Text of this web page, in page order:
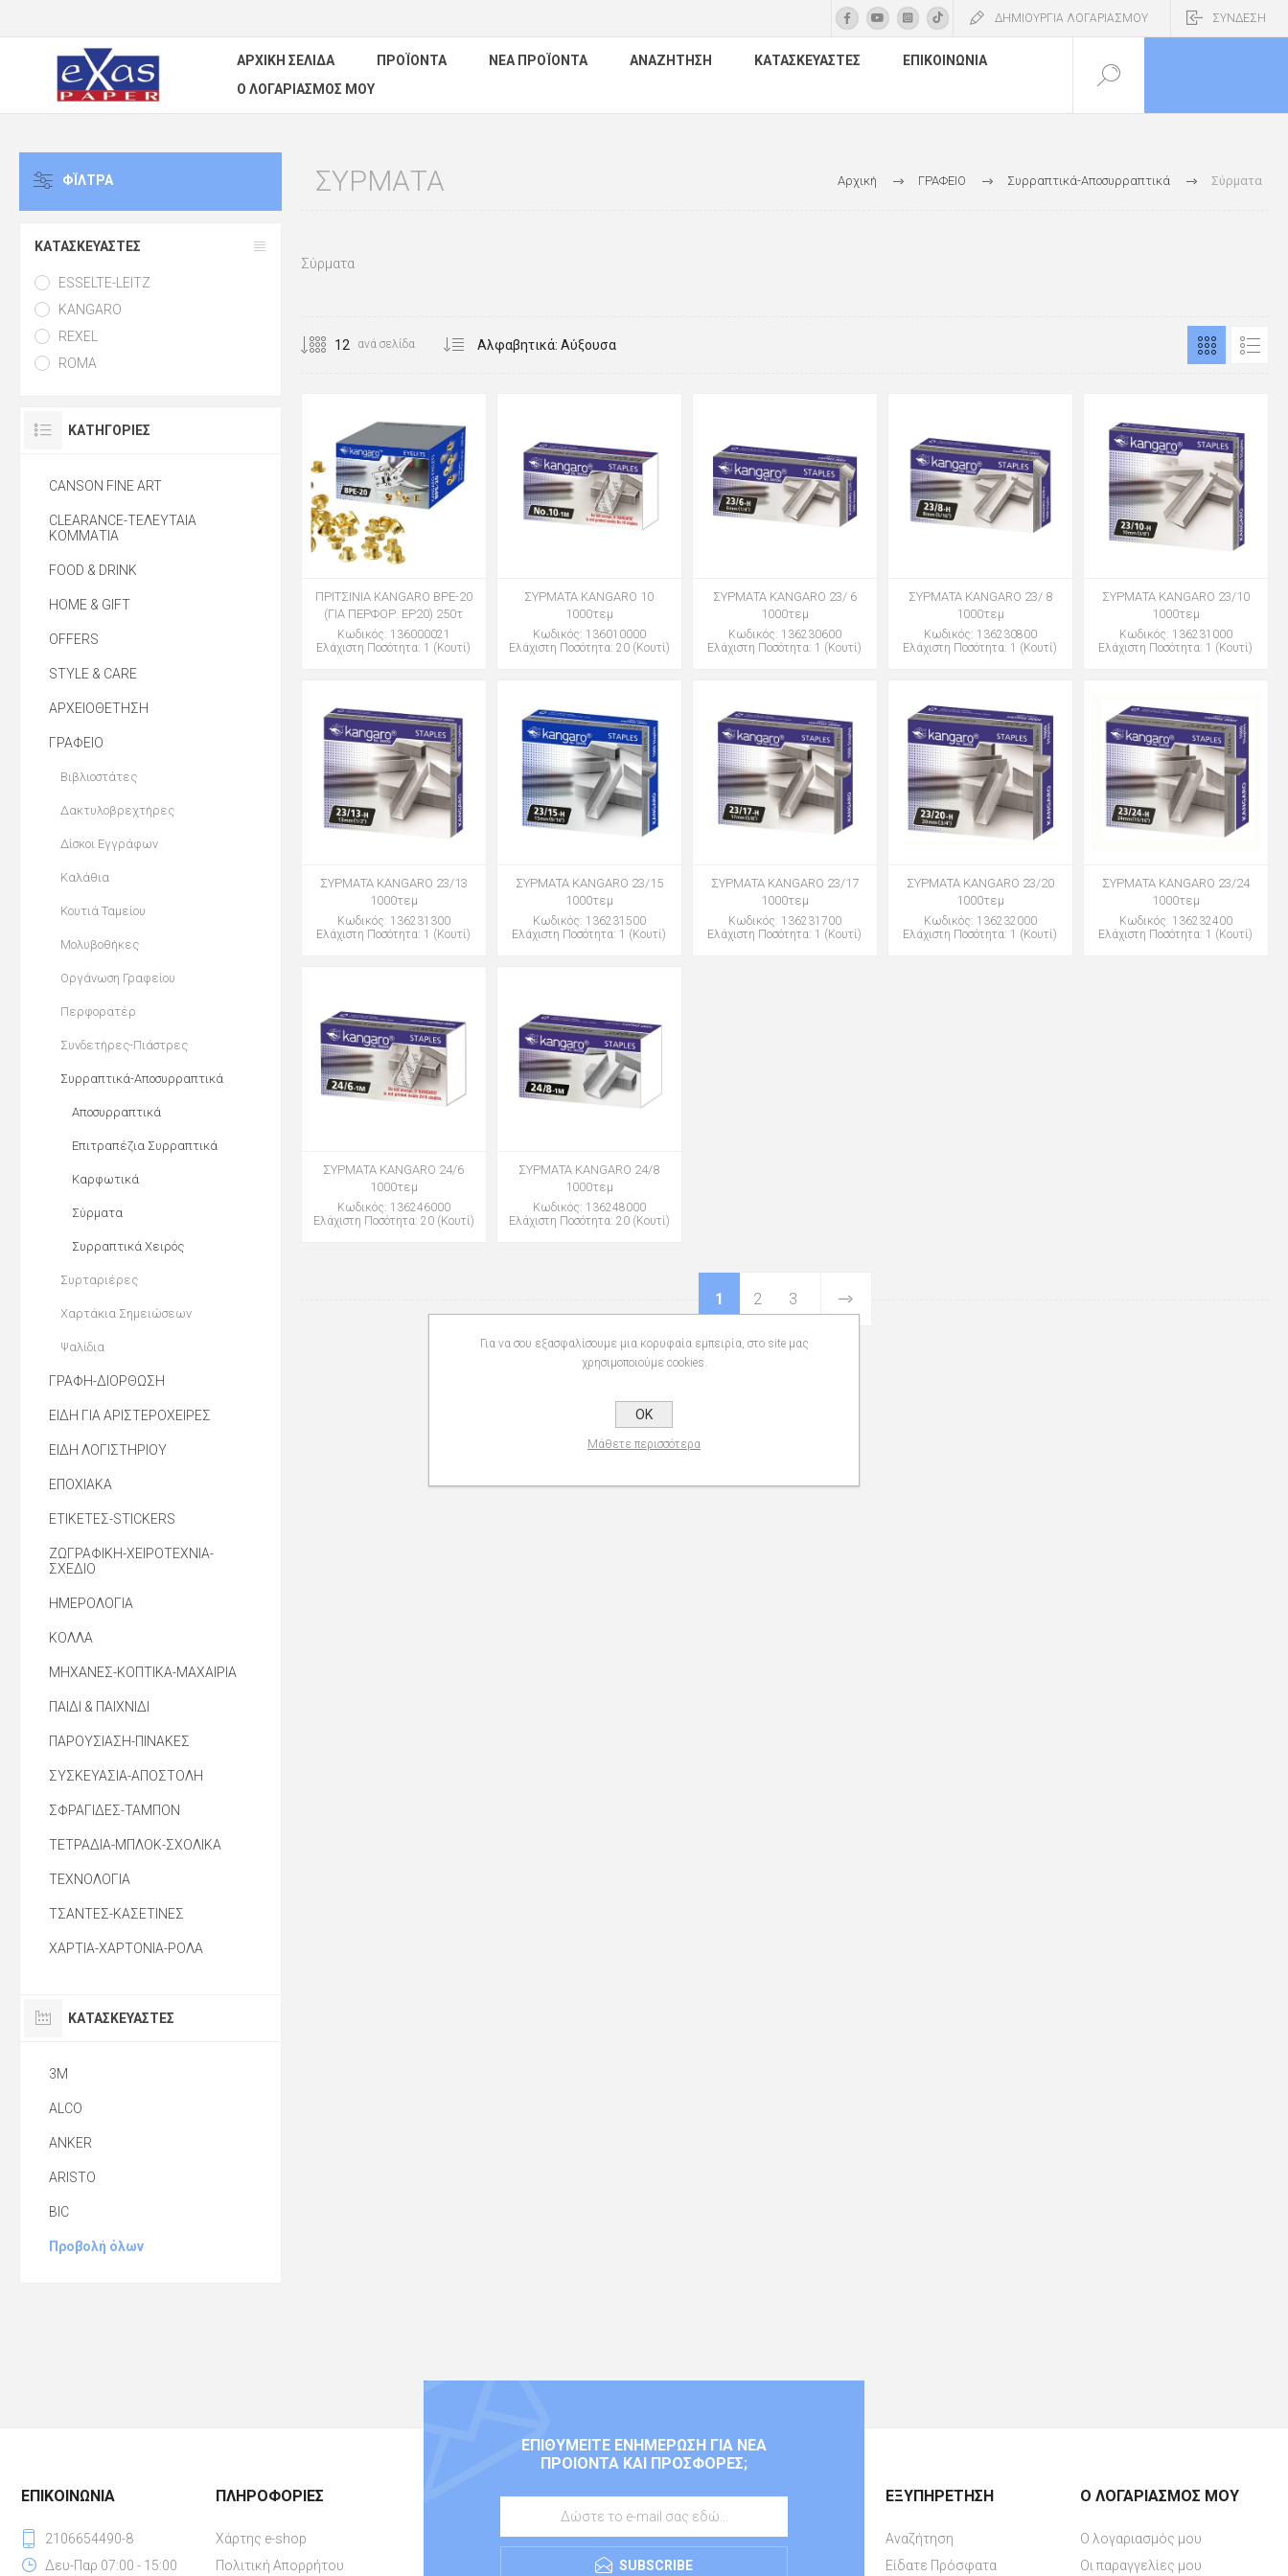
ΔΗΜΙΟΥΡΓΙΑ ΛΟΓΑΡΙΑΣΜΟΥ ΣΥΝΔΕΣΗ
ΑΡΧΙΚΉ ΣΕΛΊΔΑ ΠΡΟΪΌΝΤΑ ΝΈΑ ΠΡΟΪΌΝΤΑ ΑΝΑΖΉΤΗΣΗ ΚΑΤΑΣΚΕΥΑΣΤΈΣ
ΕΠΙΚΟΙΝΩΝΊΑ
Ο ΛΟΓΑΡΙΑΣΜΌΣ ΜΟΥ
Αρχική ΓΡΑΦΕΙΟ Συρραπτικά-Αποσυρραπτικά Σύρματα
ΣΎΡΜΑΤΑ
Σύρματα
ανά σελίδα
ΠΡΙΤΣΙΝΙΑ KANGARO BPE-20
(ΓΙΑ ΠΕΡΦΟΡ. EP20) 250τ
Κωδικός: 136000021
Ελάχιστη Ποσότητα: 1 (Κουτί)
ΣΥΡΜΑΤΑ KANGARO 10
1000τεμ
Κωδικός: 136010000
Ελάχιστη Ποσότητα: 20 (Κουτί)
ΣΥΡΜΑΤΑ KANGARO 23/ 6
1000τεμ
Κωδικός: 136230600
Ελάχιστη Ποσότητα: 1 (Κουτί)
ΣΥΡΜΑΤΑ KANGARO 23/ 8
1000τεμ
Κωδικός: 136230800
Ελάχιστη Ποσότητα: 1 (Κουτί)
ΣΥΡΜΑΤΑ KANGARO 23/10
1000τεμ
Κωδικός: 136231000
Ελάχιστη Ποσότητα: 1 (Κουτί)
ΣΥΡΜΑΤΑ KANGARO 23/13
1000τεμ
Κωδικός: 136231300
Ελάχιστη Ποσότητα: 1 (Κουτί)
ΣΥΡΜΑΤΑ KANGARO 23/15
1000τεμ
Κωδικός: 136231500
Ελάχιστη Ποσότητα: 1 (Κουτί)
ΣΥΡΜΑΤΑ KANGARO 23/17
1000τεμ
Κωδικός: 136231700
Ελάχιστη Ποσότητα: 1 (Κουτί)
ΣΥΡΜΑΤΑ KANGARO 23/20
1000τεμ
Κωδικός: 136232000
Ελάχιστη Ποσότητα: 1 (Κουτί)
ΣΥΡΜΑΤΑ KANGARO 23/24
1000τεμ
Κωδικός: 136232400
Ελάχιστη Ποσότητα: 1 (Κουτί)
ΣΥΡΜΑΤΑ KANGARO 24/6
1000τεμ
Κωδικός: 136246000
Ελάχιστη Ποσότητα: 20 (Κουτί)
ΣΥΡΜΑΤΑ KANGARO 24/8
1000τεμ
Κωδικός: 136248000
Ελάχιστη Ποσότητα: 20 (Κουτί)
1 2 3
ΦΪΛΤΡΑ
ΚΑΤΑΣΚΕΥΑΣΤΈΣ
ESSELTE-LEITZ
KANGARO
REXEL
ROMA
ΚΑΤΗΓΟΡΊΕΣ
CANSON FINE ART
CLEARANCE-ΤΕΛΕΥΤΑΙΑ
ΚΟΜΜΑΤΙΑ
FOOD & DRINK
HOME & GIFT
OFFERS
STYLE & CARE
ΑΡΧΕΙΟΘΕΤΗΣΗ
ΓΡΑΦΕΙΟ
Βιβλιοστάτες
Δακτυλοβρεχτήρες
Δίσκοι Εγγράφων
Καλάθια
Κουτιά Ταμείου
Μολυβοθήκες
Οργάνωση Γραφείου
Περφορατέρ
Συνδετήρες-Πιάστρες
Συρραπτικά-Αποσυρραπτικά
Αποσυρραπτικά
Επιτραπέζια Συρραπτικά
Καρφωτικά
Σύρματα
Συρραπτικά Χειρός
Συρταριέρες
Χαρτάκια Σημειώσεων
Ψαλίδια
ΓΡΑΦΗ-ΔΙΟΡΘΩΣΗ
ΕΙΔΗ ΓΙΑ ΑΡΙΣΤΕΡΟΧΕΙΡΕΣ
ΕΙΔΗ ΛΟΓΙΣΤΗΡΙΟΥ
ΕΠΟΧΙΑΚΑ
ΕΤΙΚΕΤΕΣ-STICKERS
ΖΩΓΡΑΦΙΚΗ-ΧΕΙΡΟΤΕΧΝΙΑ-
ΣΧΕΔΙΟ
ΗΜΕΡΟΛΟΓΙΑ
ΚΟΛΛΑ
ΜΗΧΑΝΕΣ-ΚΟΠΤΙΚΑ-ΜΑΧΑΙΡΙΑ
ΠΑΙΔΙ & ΠΑΙΧΝΙΔΙ
ΠΑΡΟΥΣΙΑΣΗ-ΠΙΝΑΚΕΣ
ΣΥΣΚΕΥΑΣΙΑ-ΑΠΟΣΤΟΛΗ
ΣΦΡΑΓΙΔΕΣ-ΤΑΜΠΟΝ
ΤΕΤΡΑΔΙΑ-ΜΠΛΟΚ-ΣΧΟΛΙΚΑ
ΤΕΧΝΟΛΟΓΙΑ
ΤΣΑΝΤΕΣ-ΚΑΣΕΤΙΝΕΣ
ΧΑΡΤΙΑ-ΧΑΡΤΟΝΙΑ-ΡΟΛΑ
ΚΑΤΑΣΚΕΥΑΣΤΈΣ
3M
ALCO
ANKER
ARISTO
BIC
Προβολή όλων
ΕΠΙΘΥΜΕΊΤΕ ΕΝΗΜΈΡΩΣΗ ΓΙΑ ΝΈΑ
ΠΡΟΙΌΝΤΑ ΚΑΙ ΠΡΟΣΦΟΡΈΣ;
SUBSCRIBE
ΕΠΙΚΟΙΝΩΝΊΑ
2106654490-8
Δευ-Παρ 07:00 - 15:00
ΠΛΗΡΟΦΟΡΊΕΣ
Χάρτης e-shop
Πολιτική Απορρήτου
ΕΞΥΠΗΡΈΤΗΣΗ
Αναζήτηση
Είδατε Πρόσφατα
Ο ΛΟΓΑΡΙΑΣΜΌΣ ΜΟΥ
Ο λογαριασμός μου
Οι παραγγελίες μου
Για να σου εξασφαλίσουμε μια κορυφαία εμπειρία, στο site μας
χρησιμοποιούμε cookies.
OK
Μάθετε περισσότερα